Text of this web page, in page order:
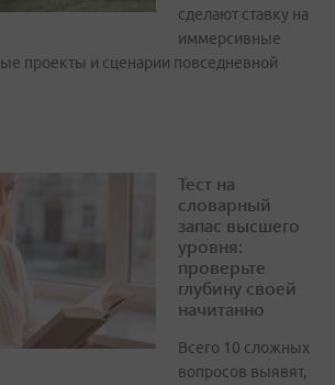
сделают ставку на
иммерсивные
проекты и сценарии повседневной
Тест на
словарный
запас высшего
уровня:
проверьте
глубину своей
начитанно
Всего 10 сложных
вопросов выявят,